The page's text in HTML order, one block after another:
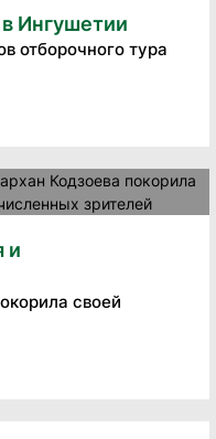
Ингушетии
отборочного тура
и
своей